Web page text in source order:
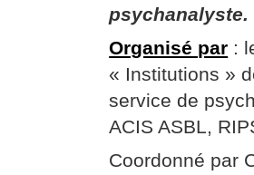
psychanalyste.
Organisé par :
« Institutions »
service de
ACIS ASBL,
Coordonné par